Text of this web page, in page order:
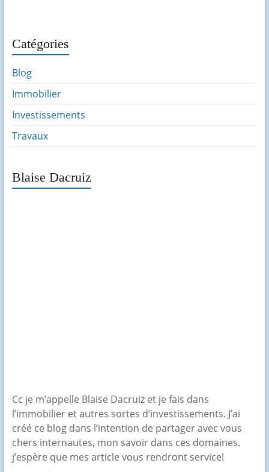
Catégories
Blog
Immobilier
Investissements
Travaux
Blaise Dacruiz
Cc je m’appelle Blaise Dacruiz et je fais dans
l’immobilier et autres sortes d’investissements. J’ai
créé ce blog dans l’intention de partager avec vous
chers internautes, mon savoir dans ces domaines.
j’espère que mes article vous rendront service!